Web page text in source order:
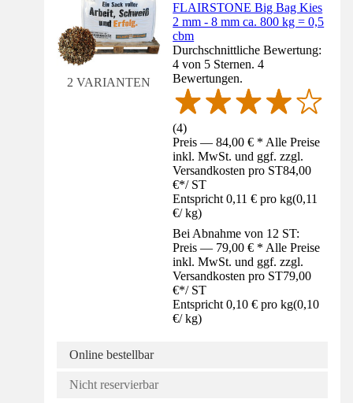
2 VARIANTEN
FLAIRSTONE Big Bag Kies
2 mm - 8 mm ca. 800 kg = 0,5
cbm
Durchschnittliche Bewertung:
4 von 5 Sternen. 4
Bewertungen.
(4)
Preis — 84,00 € * Alle Preise
inkl. MwSt. und ggf. zzgl.
Versandkosten pro ST84,00
€*/ ST
Entspricht 0,11 € pro kg(0,11
€/ kg)
Bei Abnahme von 12 ST:
Preis — 79,00 € * Alle Preise
inkl. MwSt. und ggf. zzgl.
Versandkosten pro ST79,00
€*/ ST
Entspricht 0,10 € pro kg(0,10
€/ kg)
Online bestellbar
Nicht reservierbar